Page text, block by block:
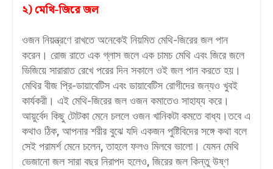
২) মেথি-জিরে জল
ওজন নিয়ন্ত্রণে রাখতে অনেকেই নিয়মিত মেথি-জিরের জল পান
করেন। রোজ রাতে এক গ্লাস জলে এক চামচ মেথি এবং জিরে জলে
ভিজিয়ে সারারাত রেখে পরের দিন সকালে ওই জল পান করতে হয়।
মেথির বীজ প্রি-ডায়াবেটিস এবং ডায়াবেটিস রোগীদের জন্যও খুবই
কার্যকরী। এই মেথি-জিরের জল ওজন কমাতেও সাহায্য করে।
আয়ুর্বেদ কিছু টোটকা মেনে চললে ওজন খানিকটা কমতে বাধ্য।তবে এ
কথাও ঠিক, আপনার শরীর বুঝে যদি একজন পুষ্টিবিদের সঙ্গে কথা বলে
সেই পরামর্শ মেনে চলেন, তাহলে ফলও মিলবে ভালো। যেমন মেথি
ভেজানো জল সারা বছর নিরাপদ হলেও, জিরের জল কিন্তু উষ্ণ